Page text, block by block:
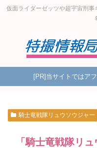
仮面ライダーゼッツや超宇宙刑
[PR]当サイトではア
騎士竜戦隊リュウソウジャー
「騎士竜戦隊リ